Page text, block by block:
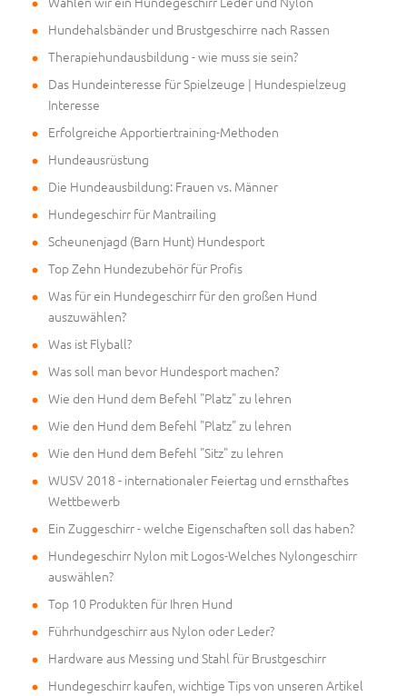
Hundehalsbänder und Brustgeschirre nach Rassen
Therapiehundausbildung - wie muss sie sein?
Das Hundeinteresse für Spielzeuge | Hundespielzeug
Interesse
Erfolgreiche Apportiertraining-Methoden
Hundeausrüstung
Die Hundeausbildung: Frauen vs. Männer
Hundegeschirr für Mantrailing
Scheunenjagd (Barn Hunt) Hundesport
Top Zehn Hundezubehör für Profis
Was für ein Hundegeschirr für den großen Hund
auszuwählen?
Was ist Flyball?
Was soll man bevor Hundesport machen?
Wie den Hund dem Befehl "Platz" zu lehren
Wie den Hund dem Befehl "Platz" zu lehren
Wie den Hund dem Befehl "Sitz" zu lehren
WUSV 2018 - internationaler Feiertag und ernsthaftes
Wettbewerb
Ein Zuggeschirr - welche Eigenschaften soll das haben?
Hundegeschirr Nylon mit Logos-Welches Nylongeschirr
auswählen?
Top 10 Produkten für Ihren Hund
Führhundgeschirr aus Nylon oder Leder?
Hardware aus Messing und Stahl für Brustgeschirr
Hundegeschirr kaufen, wichtige Tips von unseren Artikel